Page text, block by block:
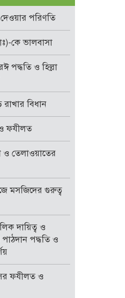
পরিণতি
কে ভালবাসা
পদ্ধতি ও হিল্লা
বিধান
ফযীলত
ও তেলাওয়াতের
মসজিদের গুরুত্ব
দায়িত্ব ও
পদ্ধতি ও
ফযীলত ও